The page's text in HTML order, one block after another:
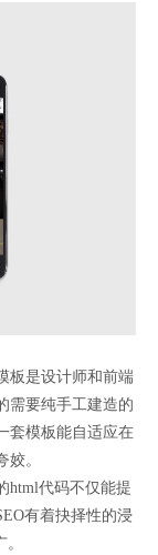
是设计师和前端
需要纯手工建造的
套模板能自适应在
。
代码不仅能提
有着抉择性的浸